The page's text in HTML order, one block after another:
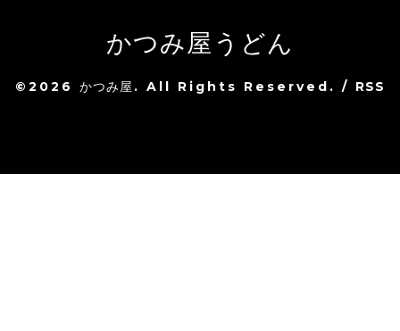
かつみ屋うどん
©2026 かつみ屋 . All Rights Reserved. / RSS